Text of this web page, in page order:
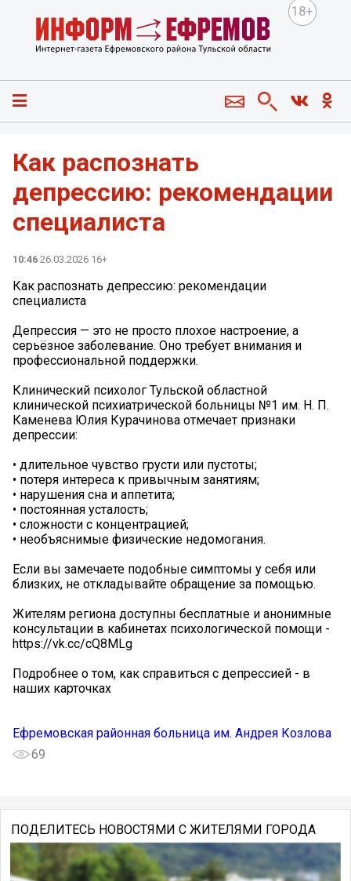
18+
Как распознать
депрессию: рекомендации
специалиста
10:46 26.03.2026 16+
Как распознать депрессию: рекомендации
специалиста
Депрессия — это не просто плохое настроение, а
серьёзное заболевание. Оно требует внимания и
профессиональной поддержки.
Клинический психолог Тульской областной
клинической психиатрической больницы №1 им. Н. П.
Каменева Юлия Курачинова отмечает признаки
депрессии:
• длительное чувство грусти или пустоты;
• потеря интереса к привычным занятиям;
• нарушения сна и аппетита;
• постоянная усталость;
• сложности с концентрацией;
• необъяснимые физические недомогания.
Если вы замечаете подобные симптомы у себя или
близких, не откладывайте обращение за помощью.
Жителям региона доступны бесплатные и анонимные
консультации в кабинетах психологической помощи -
https://vk.cc/cQ8MLg
Подробнее о том, как справиться с депрессией - в
наших карточках
Ефремовская районная больница им. Андрея Козлова
69
ПОДЕЛИТЕСЬ НОВОСТЯМИ С ЖИТЕЛЯМИ ГОРОДА